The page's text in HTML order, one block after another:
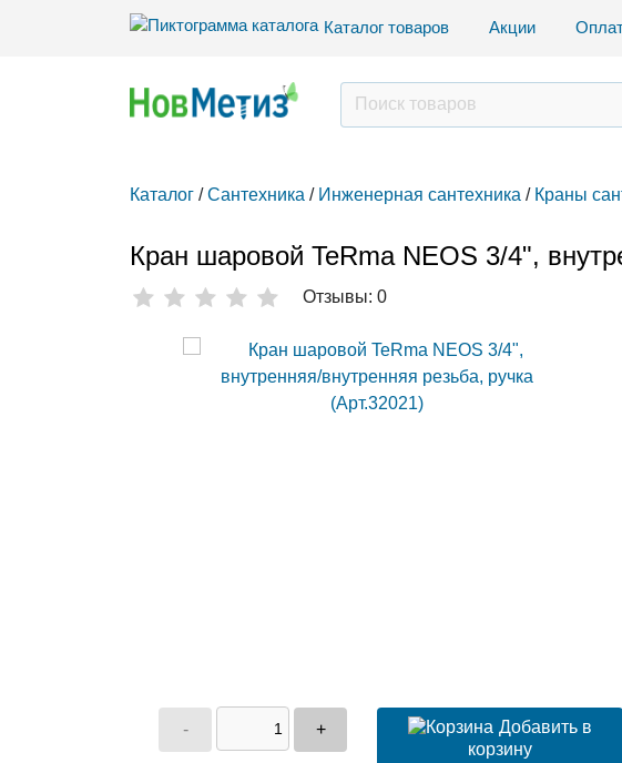
Каталог товаров Акции
Каталог / Сантехника / Инженерная сантехника / Краны
Кран шаровой TeRma NEOS 3/4",
Отзывы: 0
- +
Добавить в
корзину